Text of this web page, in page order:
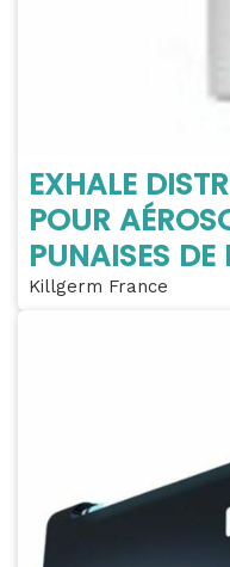
EXHALE
POUR
PUNAISES DE
Killgerm France